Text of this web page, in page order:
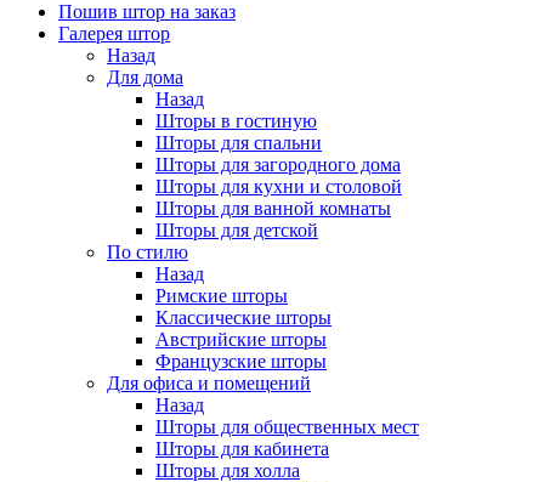
Пошив штор на заказ
Галерея штор
Назад
Для дома
Назад
Шторы в гостиную
Шторы для спальни
Шторы для загородного дома
Шторы для кухни и столовой
Шторы для ванной комнаты
Шторы для детской
По стилю
Назад
Римские шторы
Классические шторы
Австрийские шторы
Французские шторы
Для офиса и помещений
Назад
Шторы для общественных мест
Шторы для кабинета
Шторы для холла